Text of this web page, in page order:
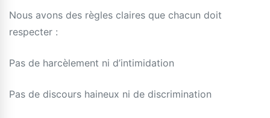
Nous avons des règles claires que chacun doit
respecter :
Pas de harcèlement ni d’intimidation
Pas de discours haineux ni de discrimination